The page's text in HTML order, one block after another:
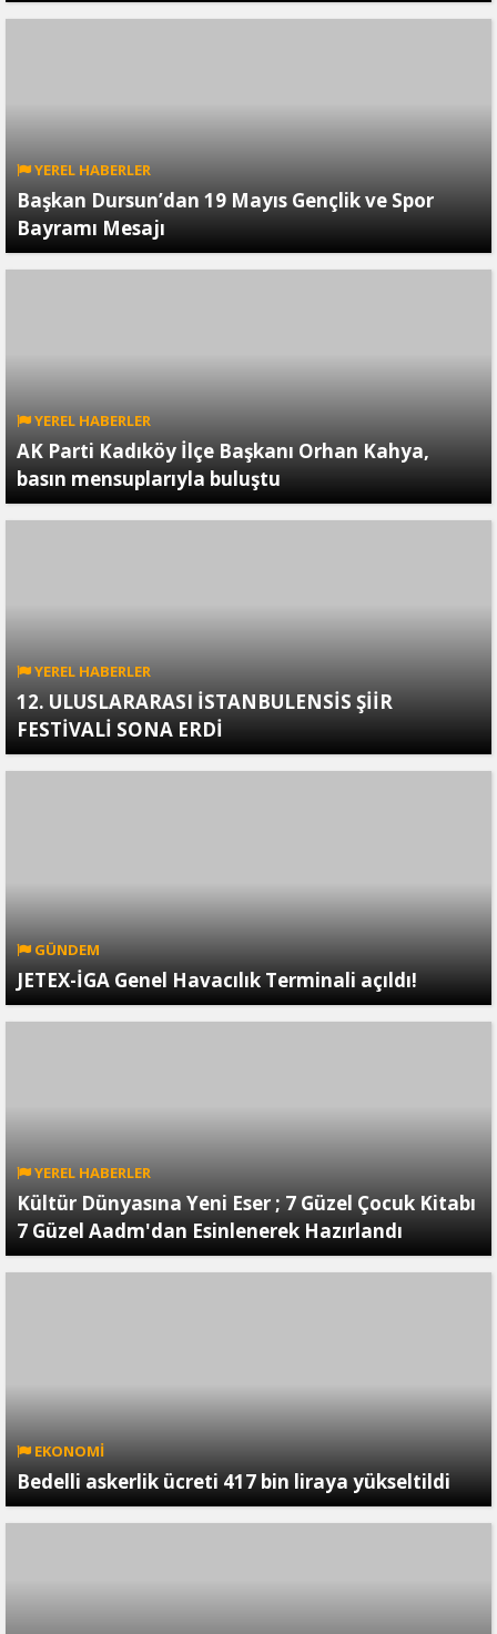
YEREL HABERLER
Başkan Dursun’dan 19 Mayıs Gençlik ve Spor
Bayramı Mesajı
YEREL HABERLER
AK Parti Kadıköy İlçe Başkanı Orhan Kahya,
basın mensuplarıyla buluştu
YEREL HABERLER
12. ULUSLARARASI İSTANBULENSİS ŞİİR
FESTİVALİ SONA ERDİ
GÜNDEM
JETEX-İGA Genel Havacılık Terminali açıldı!
YEREL HABERLER
Kültür Dünyasına Yeni Eser ; 7 Güzel Çocuk Kitabı
7 Güzel Aadm'dan Esinlenerek Hazırlandı
EKONOMİ
Bedelli askerlik ücreti 417 bin liraya yükseltildi